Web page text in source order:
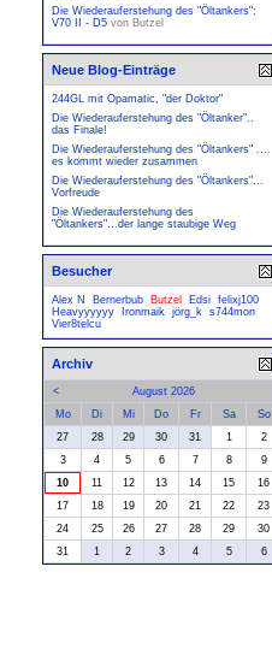
Die Wiederauferstehung des "Öltankers":
V70 II - D5 von Butzel
Neue Blog-Einträge
244GL mit Opamatic, "der Doktor"
Die Wiederauferstehung des "Öltanker"..
das Finale!
Die Wiederauferstehung des "Öltankers" ....
es kommt wieder zusammen
Die Wiederauferstehung des "Öltankers"...
Vorfreude
Die Wiederauferstehung des
"Öltankers"...der lange staubige Weg
Besucher
Alex N Bernerbub Butzel Edsi felixj100
Heavyyyyyy
Ironmaik jörg_k s744mon
Vier8telcu
Archiv
<
August 2026
Mo
Di Mi Do Fr Sa
So
27
28 29 30 31 1
2
3
4 5 6 7 8
9
10
11 12 13 14 15
16
17
18 19 20 21 22
23
24
25 26 27 28 29
30
31
1 2 3 4 5 6